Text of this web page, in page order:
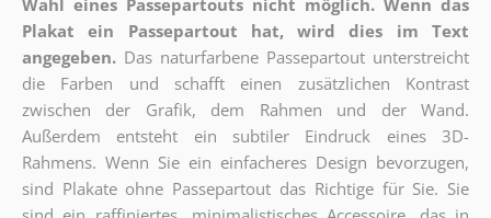
Wahl eines Passepartouts nicht möglich. Wenn das
Plakat ein Passepartout hat, wird dies im Text
angegeben. Das naturfarbene Passepartout unterstreicht
die Farben und schafft einen zusätzlichen Kontrast
zwischen der Grafik, dem Rahmen und der Wand.
Außerdem entsteht ein subtiler Eindruck eines 3D-
Rahmens. Wenn Sie ein einfacheres Design bevorzugen,
sind Plakate ohne Passepartout das Richtige für Sie. Sie